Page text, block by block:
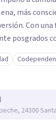
más
formación
posgrados
así como con
de más
clara y directa
dirección
24300